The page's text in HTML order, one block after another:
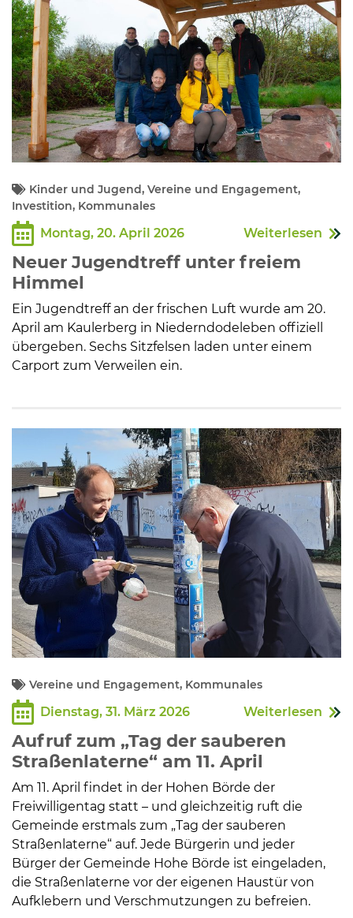
Kinder und Jugend, Vereine und Engagement,
Investition, Kommunales
Montag, 20. April 2026 Weiterlesen
Neuer Jugendtreff unter freiem
Himmel
Ein Jugendtreff an der frischen Luft wurde am 20.
April am Kaulerberg in Niederndodeleben offiziell
übergeben. Sechs Sitzfelsen laden unter einem
Carport zum Verweilen ein.
Vereine und Engagement, Kommunales
Dienstag, 31. März 2026 Weiterlesen
Aufruf zum „Tag der sauberen
Straßenlaterne“ am 11. April
Am 11. April findet in der Hohen Börde der
Freiwilligentag statt – und gleichzeitig ruft die
Gemeinde erstmals zum „Tag der sauberen
Straßenlaterne“ auf. Jede Bürgerin und jeder
Bürger der Gemeinde Hohe Börde ist eingeladen,
die Straßenlaterne vor der eigenen Haustür von
Aufklebern und Verschmutzungen zu befreien.